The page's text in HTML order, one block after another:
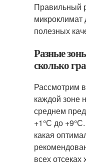
Правильный
микроклимат
полезных
Разные
сколько
Рассмотрим
каждой зоне
среднем
+1°С до
какая
всех отсеках